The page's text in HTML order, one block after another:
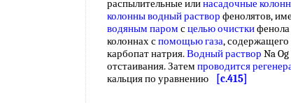
распылительные илинасадочные
колонныводный раствор фенолятов,
водяным паром сцелью очисткифенола
колоннах спомощью газа,
карбопат натрия.Водный раствор Na
отстаивания. Затем проводится
кальция по уравнению
[c.415]